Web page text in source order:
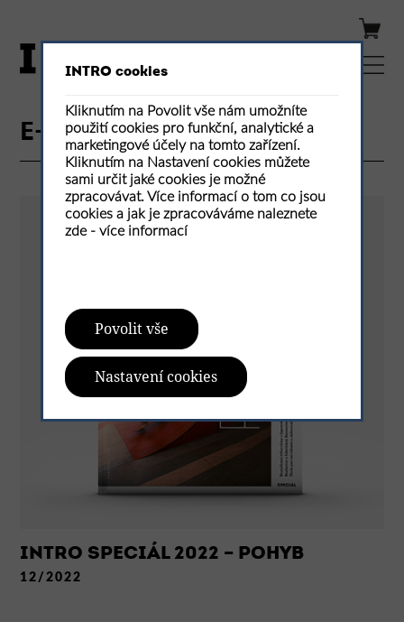
INTRO cookies
Kliknutím na Povolit vše nám umožníte
použití cookies pro funkční, analytické a
marketingové účely na tomto zařízení.
Kliknutím na Nastavení cookies můžete
sami určit jaké cookies je možné
zpracovávat. Více informací o tom co jsou
cookies a jak je zpracováváme naleznete
zde - více informací
Povolit vše
Nastavení cookies
E-shop / Detail produktu
INTRO SPECIÁL 2022 – POHYB
12/2022